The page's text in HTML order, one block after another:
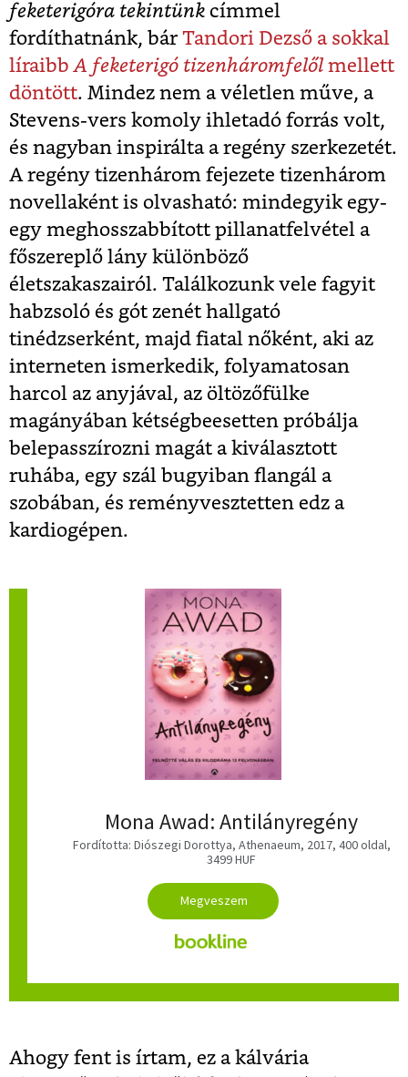
feketerigóra tekintünk címmel
fordíthatnánk, bár Tandori Dezső a sokkal
líraibb A feketerigó tizenháromfelől mellett
döntött. Mindez nem a véletlen műve, a
Stevens-vers komoly ihletadó forrás volt,
és nagyban inspirálta a regény szerkezetét.
A regény tizenhárom fejezete tizenhárom
novellaként is olvasható: mindegyik egy-
egy meghosszabbított pillanatfelvétel a
főszereplő lány különböző
életszakaszairól. Találkozunk vele fagyit
habzsoló és gót zenét hallgató
tinédzserként, majd fiatal nőként, aki az
interneten ismerkedik, folyamatosan
harcol az anyjával, az öltözőfülke
magányában kétségbeesetten próbálja
belepasszírozni magát a kiválasztott
ruhába, egy szál bugyiban flangál a
szobában, és reményvesztetten edz a
kardiogépen.
Mona Awad: Antilányregény
Fordította: Diószegi Dorottya, Athenaeum, 2017, 400 oldal,
3499 HUF
Ahogy fent is írtam, ez a kálvária